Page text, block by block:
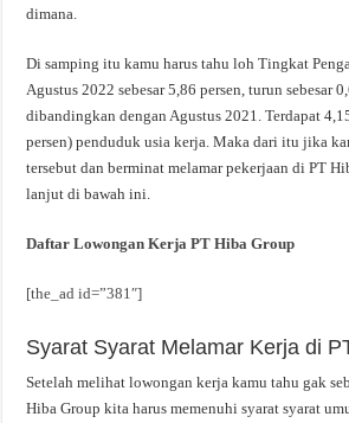
dimana.
Di samping itu kamu harus tahu loh Tingkat
Agustus 2022 sebesar 5,86 persen, turun sebesar
dibandingkan dengan Agustus 2021. Terdapat
persen) penduduk usia kerja. Maka dari itu jika
tersebut dan berminat melamar pekerjaan di PT
lanjut di bawah ini.
Daftar Lowongan Kerja PT Hiba Group
[the_ad id=”381″]
Syarat Syarat Melamar Kerja di
Setelah melihat lowongan kerja kamu tahu gak
Hiba Group kita harus memenuhi syarat syarat